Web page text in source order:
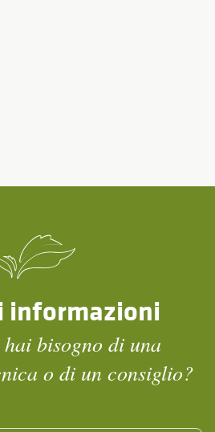
informazioni
bisogno di una
o di un consiglio?